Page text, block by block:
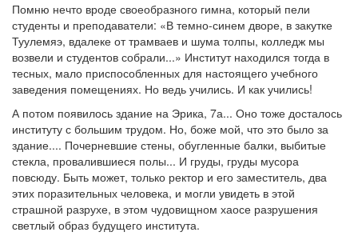
Помню нечто вроде своеобразного гимна, который пели
студенты и преподаватели: «В темно-синем дворе, в закутке
Туулемяэ, вдалеке от трамваев и шума толпы, колледж мы
возвели и студентов собрали...» Институт находился тогда в
тесных, мало приспособленных для настоящего учебного
заведения помещениях. Но ведь учились. И как учились!
А потом появилось здание на Эрика, 7а... Оно тоже досталось
институту с большим трудом. Но, боже мой, что это было за
здание.... Почерневшие стены, обугленные балки, выбитые
стекла, провалившиеся полы... И груды, груды мусора
повсюду. Быть может, только ректор и его заместитель, два
этих поразительных человека, и могли увидеть в этой
страшной разрухе, в этом чудовищном хаосе разрушения
светлый образ будущего института.